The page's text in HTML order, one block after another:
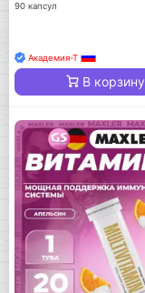
90 капсул
Академия-Т
В корзину